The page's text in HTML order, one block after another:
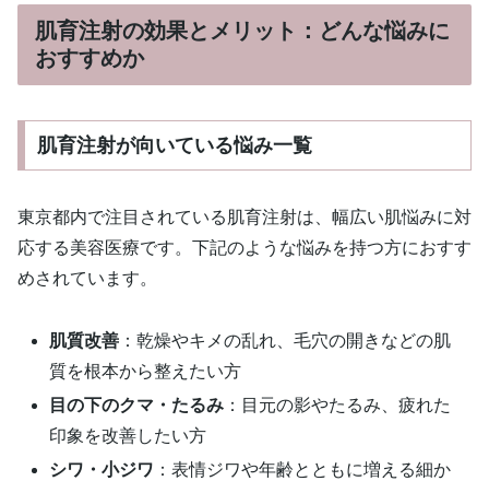
肌育注射の効果とメリット：どんな悩みに
おすすめか
肌育注射が向いている悩み一覧
東京都内で注目されている肌育注射は、幅広い肌悩みに対
応する美容医療です。下記のような悩みを持つ方におすす
めされています。
肌質改善 ：乾燥やキメの乱れ、毛穴の開きなどの肌
質を根本から整えたい方
目の下のクマ・たるみ ：目元の影やたるみ、疲れた
印象を改善したい方
シワ・小ジワ ：表情ジワや年齢とともに増える細か